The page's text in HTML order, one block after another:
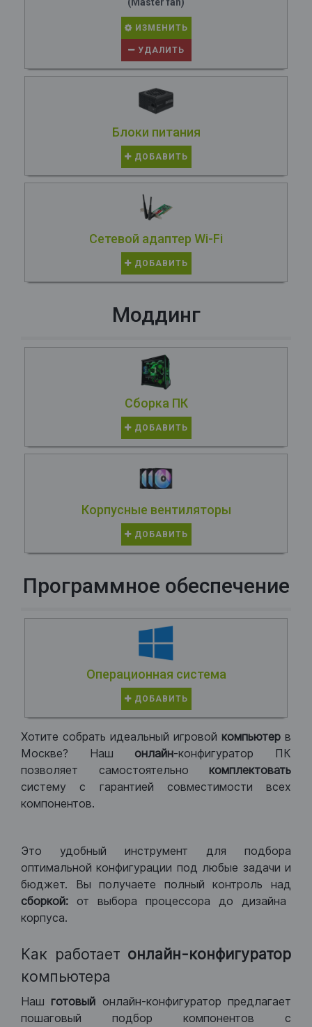
ИЗМЕНИТЬ
УДАЛИТЬ
Блоки питания
ДОБАВИТЬ
Сетевой адаптер Wi-Fi
ДОБАВИТЬ
Моддинг
Сборка ПК
ДОБАВИТЬ
Корпусные вентиляторы
ДОБАВИТЬ
Программное обеспечение
Операционная система
ДОБАВИТЬ
Хотите собрать идеальный игровой компьютер в
Москве? Нашонлайн-конфигуратор ПК
позволяет самостоятельно комплектовать
систему с гарантией совместимости всех
компонентов.
Это удобный инструмент для подбора
оптимальной конфигурации под любые задачи и
бюджет. Вы получаете полный контроль над
сборкой: от выбора процессора до дизайна
корпуса.
Как работает онлайн-конфигуратор
компьютера
Нашготовый онлайн-конфигуратор предлагает
пошаговый подбор компонентов с